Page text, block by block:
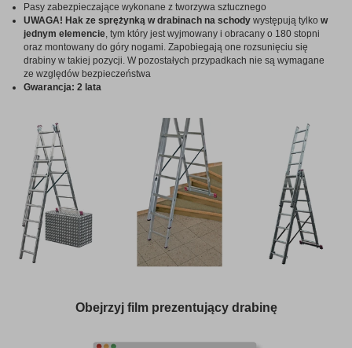
Pasy zabezpieczające wykonane z tworzywa sztucznego
UWAGA! Hak ze sprężynką w drabinach na schody występują tylko w
jednym elemencie, tym który jest wyjmowany i obracany o 180 stopni
oraz montowany do góry nogami. Zapobiegają one rozsunięciu się
drabiny w takiej pozycji. W pozostałych przypadkach nie są wymagane
ze względów bezpieczeństwa
Gwarancja: 2 lata
Obejrzyj film prezentujący drabinę